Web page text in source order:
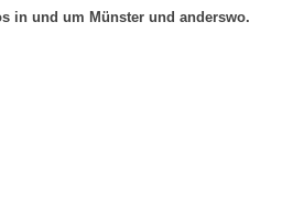
in und um Münster und anderswo.